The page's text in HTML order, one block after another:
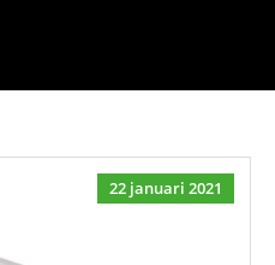
22 januari 2021